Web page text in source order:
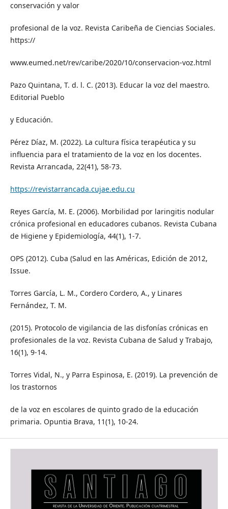
conservación y valor
profesional de la voz. Revista Caribeña de Ciencias Sociales.
https://
www.eumed.net/rev/caribe/2020/10/conservacion-voz.html
Pazo Quintana, T. d. l. C. (2013). Educar la voz del maestro.
Editorial Pueblo
y Educación.
Pérez Díaz, M. (2022). La cultura física terapéutica y su
influencia para el tratamiento de la voz en los docentes.
Revista Arrancada, 22(41), 58-73.
https://revistarrancada.cujae.edu.cu
Reyes García, M. E. (2006). Morbilidad por laringitis nodular
crónica profesional en educadores cubanos. Revista Cubana
de Higiene y Epidemiología, 44(1), 1-7.
OPS (2012). Cuba (Salud en las Américas, Edición de 2012,
Issue.
Torres García, L. M., Cordero Cordero, A., y Linares
Fernández, T. M.
(2015). Protocolo de vigilancia de las disfonías crónicas en
profesionales de la voz. Revista Cubana de Salud y Trabajo,
16(1), 9-14.
Torres Vidal, N., y Parra Espinosa, E. (2019). La prevención de
los trastornos
de la voz en escolares de quinto grado de la educación
primaria. Opuntia Brava, 11(1), 10-24.